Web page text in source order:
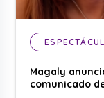
Magaly
comunicado